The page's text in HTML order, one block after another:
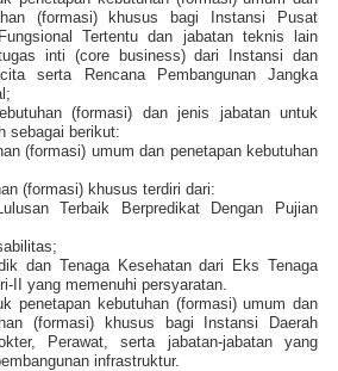
(formasi) khusus bagi Instansi Pusat
Tertentu dan jabatan teknis lain
inti (core business) dari Instansi dan
serta Rencana Pembangunan Jangka
(formasi) dan jenis jabatan untuk
sebagai berikut:
(formasi) umum dan penetapan kebutuhan
(formasi) khusus terdiri dari:
Terbaik Berpredikat Dengan Pujian
dan Tenaga Kesehatan dari Eks Tenaga
II yang memenuhi persyaratan.
penetapan kebutuhan (formasi) umum dan
(formasi) khusus bagi Instansi Daerah
Perawat, serta jabatan-jabatan yang
infrastruktur.